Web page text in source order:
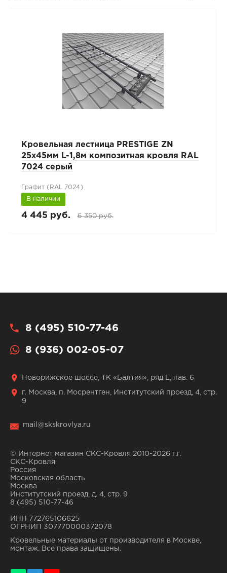
Кровельная лестница PRESTIGE ZN
25х45мм L-1,8м композитная кровля RAL
7024 серый
Графит (RAL 7024)
В наличии
4 445 руб. 6 350 руб.
8 (495) 510-77-46
8 (936) 002-05-07
Новорижское шоссе, ТК «Балтия», ряд Е, пав. 6
г. Москва, п. Мосрентген, Институтский проезд, 4, стр.
9
mail@skskrovlya.ru
© Интернет магазин СКС-Кровля 2010-2026 г.г.
СКС-Кровля
Россия
Московская область
Москва
Институтский проезд, д. 4, стр. 9
8 (495) 510-77-46
ИНН 772765106625
ОГРНИП 307770000372078
Кровельные материалы от производителя в Москве,
монтаж. Все права защищены.